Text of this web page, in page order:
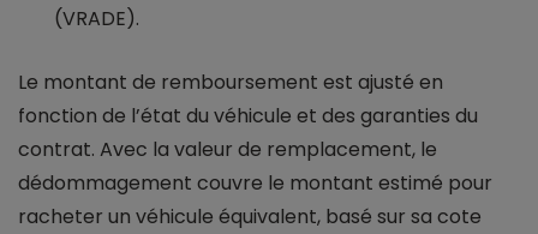
(VRADE).
Le montant de remboursement est ajusté en
fonction de l’état du véhicule et des garanties du
contrat. Avec la valeur de remplacement, le
dédommagement couvre le montant estimé pour
racheter un véhicule équivalent, basé sur sa cote